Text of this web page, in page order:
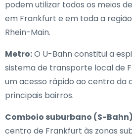
podem utilizar todos os meios
em Frankfurt e em toda a
Rhein-Main.
Metro:O U-Bahn constitui a
sistema de transporte local de
um acesso rápido ao centro da
principais bairros.
Comboio suburbano (S-
centro de Frankfurt às zonas